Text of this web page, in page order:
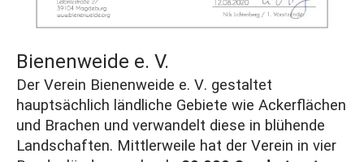
Bienenweide e. V.
Der Verein Bienenweide e. V. gestaltet
hauptsächlich ländliche Gebiete wie Ackerflächen
und Brachen und verwandelt diese in blühende
Landschaften. Mittlerweile hat der Verein in vier